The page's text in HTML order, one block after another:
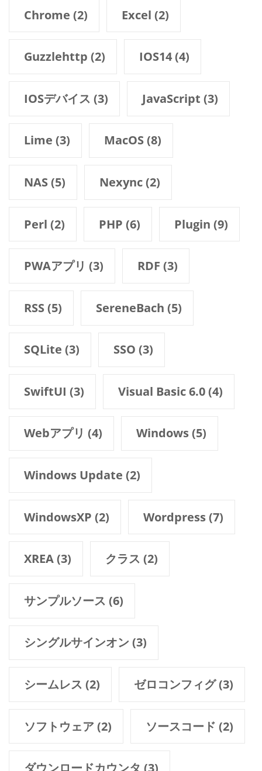
Chrome (2) Excel (2)
Guzzlehttp (2) IOS14(4)
IOSデバイス (3) JavaScript (3)
Lime (3) MacOS(8)
NAS(5) Nexync(2)
Perl (2) PHP (6) Plugin (9)
PWAアプリ (3) RDF (3)
RSS(5) SereneBach (5)
SQLite (3) SSO (3)
SwiftUI (3) Visual Basic 6.0(4)
Webアプリ (4) Windows(5)
Windows Update (2)
WindowsXP (2) Wordpress(7)
XREA(3) クラス (2)
サンプルソース (6)
シングルサインオン (3)
シームレス (2) ゼロコンフィグ(3)
ソフトウェア(2) ソースコード (2)